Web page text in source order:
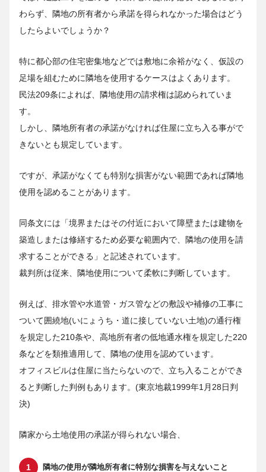
わらず、隣地の所有者から承諾を得られなかった場合はどう
したらよいでしょうか？
特に都心部の住宅密集地などでは敷地に余裕がなく、仮設の
足場を組むために隣地を使用するケースはよくあります。
民法209条によれば、隣地使用の請求権は認められていま
す。
しかし、隣地所有者の承諾がなければ住屋に立ち入る事がで
きないとも規定しています。
ですが、承諾がなくても特別な損害がない範囲であれば隣地
使用を認めることがあります。
同条文には「境界またはその付近において障壁または建物を
築造しまたは修繕するため必要な範囲内で、隣地の使用を請
求することができる」と記述されています。
裁判所は従来、隣地使用について柔軟に判断しています。
例えば、排水管や水道管・ガス管などの敷設や補修の工事に
ついて囲繞地(いにょうち・道に接していない土地)の通行権
を規定した210条や、高地所有者の低地通水権を規定した220
条などを類推適用して、隣地の使用を認めています。
オフィスビルは住屋に当たらないので、立ち入ることができ
ると判断した判例もあります。(東京地裁1999年1月28日判
決)
隣家から土地使用の承諾が得られない場合、
隣地の使用が隣地所有者に特別な損害を与えないこと